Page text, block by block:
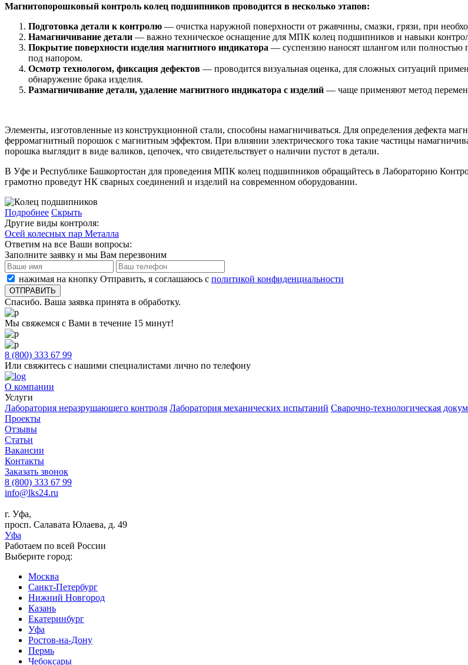
Магнитопорошковый контроль колец подшипников проводится в несколько этапов:
Подготовка детали к контролю — очистка наружной поверхности от ржавчины, смазки, грязи, при
Намагничивание детали — важно техническое оснащение для МПК колец подшипников и навыки
Покрытие поверхности изделия магнитного индикатора — суспензию наносят шлангом или полностью
под напором.
Осмотр технологом, фиксация дефектов — проводится визуальная оценка, для сложных ситуаций
обнаружение брака изделия.
Размагничивание детали, удаление магнитного индикатора с изделий — чаще применяют метод
Элементы, изготовленные из конструкционной стали, способны намагничиваться. Для определения дефекта
ферромагнитный порошок с магнитным эффектом. При влиянии электрического тока такие частицы
порошка выглядит в виде валиков, цепочек, что свидетельствует о наличии пустот в детали.
В Уфе и Республике Башкортостан для проведения МПК колец подшипников обращайтесь в Лабораторию
грамотно проведут НК сварных соединений и изделий на современном оборудовании.
Подробнее Скрыть
Другие виды контроля:
Осей колесных пар Металла
Ответим на все Ваши вопросы:
Заполните заявку и мы Вам перезвоним
нажимая на кнопку Отправить, я соглашаюсь с политикой конфиденциальности
Спасибо. Ваша заявка принята в обработку.
Мы свяжемся с Вами в течение 15 минут!
8 (800) 333 67 99
Или свяжитесь с нашими специалистами лично по телефону
О компании
Услуги
Лаборатория неразрушающего контроля Лаборатория механических испытаний Сварочно-технологическая
Проекты
Отзывы
Статьи
Вакансии
Контакты
Заказать звонок
8 (800) 333 67 99
info@lks24.ru
г. Уфа,
просп. Салавата Юлаева, д. 49
Уфа
Работаем по всей России
Выберите город:
Москва
Санкт-Петербург
Нижний Новгород
Казань
Екатеринбург
Уфа
Ростов-на-Дону
Пермь
Чебоксары